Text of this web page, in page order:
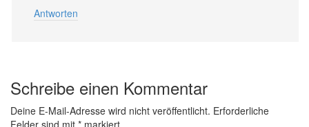
Antworten
Schreibe einen Kommentar
Deine E-Mail-Adresse wird nicht veröffentlicht. Erforderliche
Felder sind mit * markiert